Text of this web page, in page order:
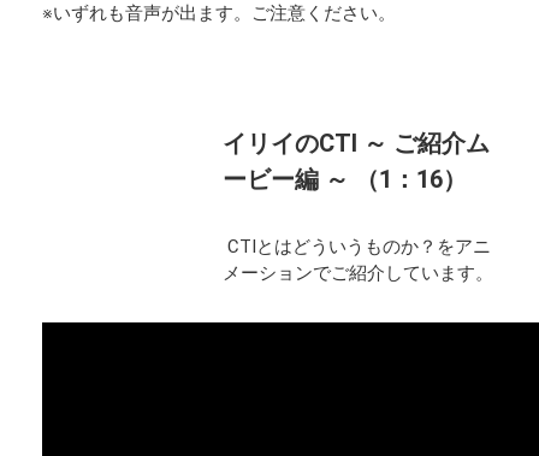
※いずれも音声が出ます。ご注意ください。
イリイのCTI ～ ご紹介ム
ービー編 ～ （1：16）
CTIとはどういうものか？をアニ
メーションでご紹介しています。